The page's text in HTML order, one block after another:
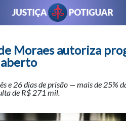
Moraes autoriza
e 26 dias de prisão — mais de 25%
de R$ 271 mil.